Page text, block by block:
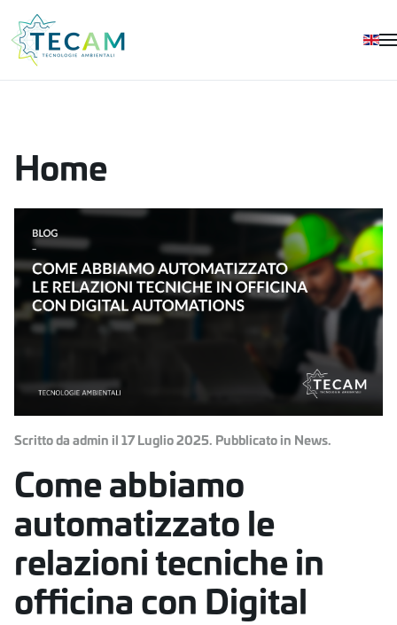
Skip to main content
Home
Scritto da admin il 17 Luglio 2025. Pubblicato in News.
Come abbiamo
automatizzato le
relazioni tecniche in
officina con Digital